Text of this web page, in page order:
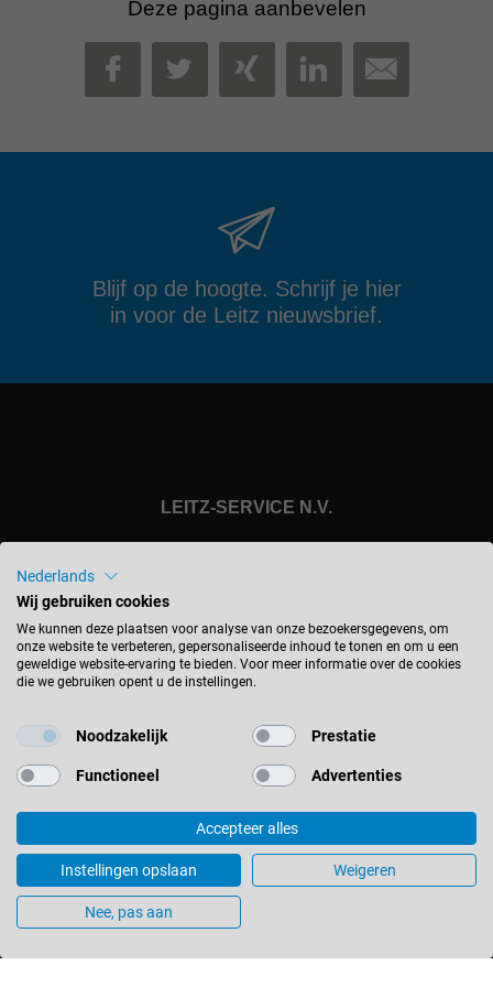
Deze pagina aanbevelen
FACEBOOK
TWITTER
XINGLINKEDIN
MAIL
Blijf op de hoogte. Schrijf je hier
in voor de Leitz nieuwsbrief.
LEITZ-SERVICE N.V.
Industrieweg 15
1850 Grimbergen
BLIJF OP DE HOOGTE
België - nederlands
Nederlands
Wij gebruiken cookies
We kunnen deze plaatsen voor analyse van onze bezoekersgegevens, om
onze website te verbeteren, gepersonaliseerde inhoud te tonen en om u een
geweldige website-ervaring te bieden. Voor meer informatie over de cookies
die we gebruiken opent u de instellingen.
Noodzakelijk Prestatie
Functioneel Advertenties
Accepteer alles
Instellingen opslaan Weigeren
Nee, pas aan